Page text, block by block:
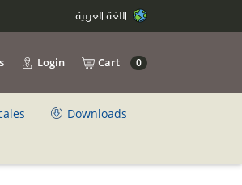
Login Cart 0
Downloads